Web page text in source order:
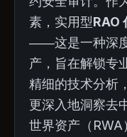
素，实用型RAO
——这是一种深
产，旨在解锁专
精细的技术分析
更深入地洞察去
世界资产（